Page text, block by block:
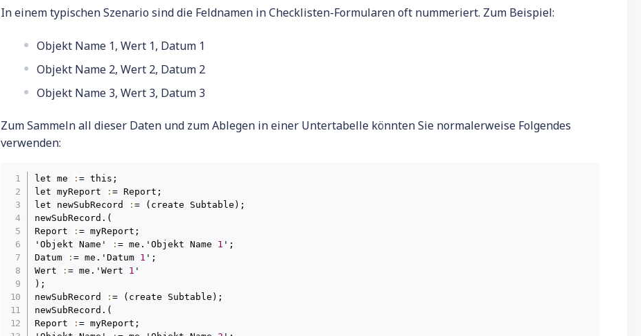
In einem typischen Szenario sind die Feldnamen in Checklisten-Formularen oft nummeriert. Zum Beispiel:
Objekt Name 1, Wert 1, Datum 1
Objekt Name 2, Wert 2, Datum 2
Objekt Name 3, Wert 3, Datum 3
Zum Sammeln all dieser Daten und zum Ablegen in einer Untertabelle könnten Sie normalerweise Folgendes
verwenden:
let me := this;
let myReport
:= Report;
let newSubRecord
:= (create Subtable);
newSubRecord.(
Report
:= myReport;
'Objekt Name'
:= me.'Objekt Name 1 ';
Datum
:= me.'Datum 1 ';
Wert
:= me.'Wert 1 '
);
newSubRecord
:= (create Subtable);
newSubRecord.(
Report
:= myReport;